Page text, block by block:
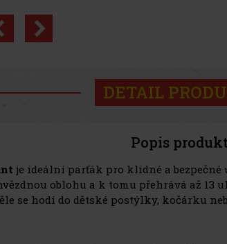
DETAIL
Popis
je ideální parťák pro klidné a
oblohu a k tomu přehrává až
se hodí do dětské postýlky, kočárku